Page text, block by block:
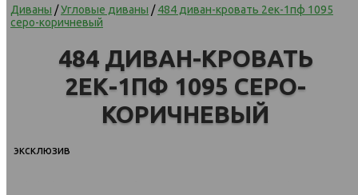
Диваны /Угловые диваны /484 диван-кровать 2ек-1пф 1095
серо-коричневый
484 ДИВАН-КРОВАТЬ
2ЕК-1ПФ 1095 СЕРО-
КОРИЧНЕВЫЙ
эксклюзив